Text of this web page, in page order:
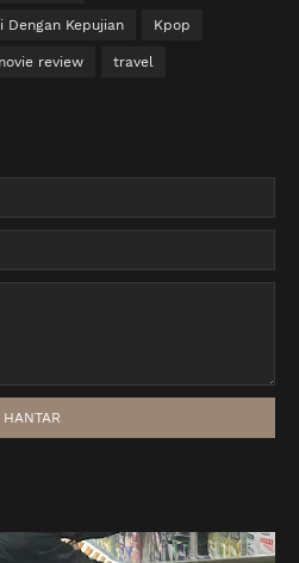
Dengan Kepujian Kpop
review travel